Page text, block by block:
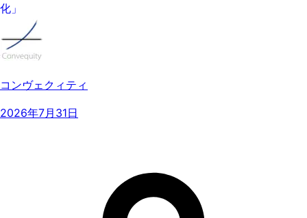
化」
コンヴェクィティ
2026年7月31日